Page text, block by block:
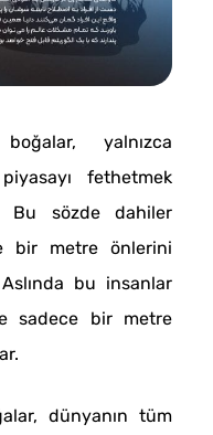
yalnızca
fethetmek
Bu sözde dahiler
bir metre önlerini
bu insanlar
sadece bir metre
dünyanın tüm